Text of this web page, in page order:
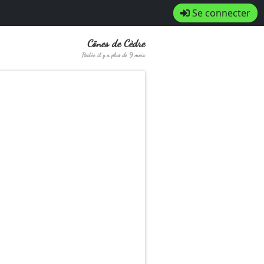
Se connecter
Cônes de Cèdre
Postée il y a plus de 9 mois